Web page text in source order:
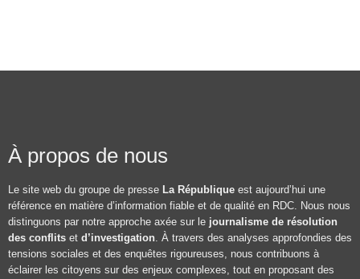
À propos de nous
Le site web du groupe de presse La République est aujourd’hui une
référence en matière d’information fiable et de qualité en RDC. Nous nous
distinguons par notre approche axée sur le journalisme de résolution
des conflits et d’investigation. À travers des analyses approfondies des
tensions sociales et des enquêtes rigoureuses, nous contribuons à
éclairer les citoyens sur des enjeux complexes, tout en proposant des